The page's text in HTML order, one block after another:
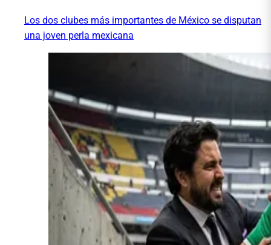
Los dos clubes más importantes de México se disputan
una joven perla mexicana